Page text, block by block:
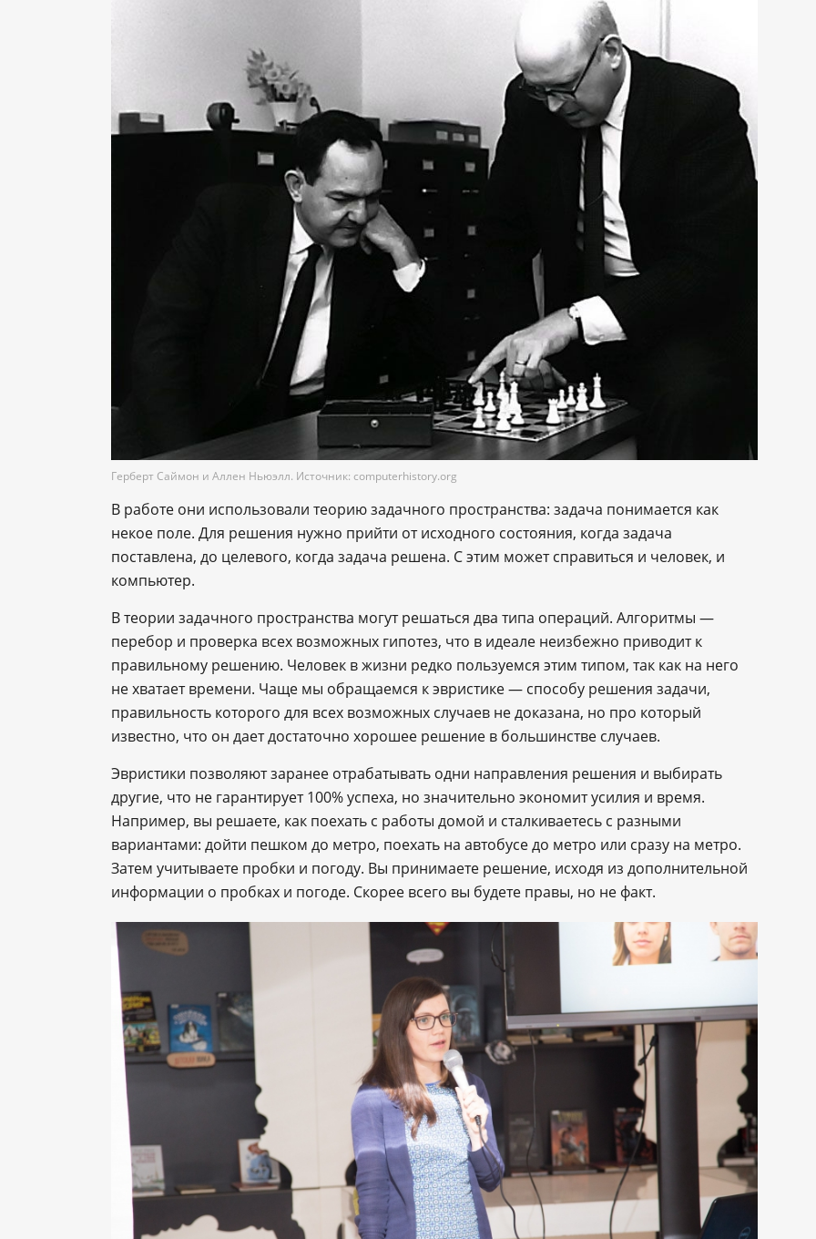
Герберт Саймон и Аллен Ньюэлл. Источник: computerhistory.org
В работе они использовали теорию задачного пространства: задача понимается как
некое поле. Для решения нужно прийти от исходного состояния, когда задача
поставлена, до целевого, когда задача решена. С этим может справиться и человек, и
компьютер.
В теории задачного пространства могут решаться два типа операций. Алгоритмы —
перебор и проверка всех возможных гипотез, что в идеале неизбежно приводит к
правильному решению. Человек в жизни редко пользуемся этим типом, так как на него
не хватает времени. Чаще мы обращаемся к эвристике — способу решения задачи,
правильность которого для всех возможных случаев не доказана, но про который
известно, что он дает достаточно хорошее решение в большинстве случаев.
Эвристики позволяют заранее отрабатывать одни направления решения и выбирать
другие, что не гарантирует 100% успеха, но значительно экономит усилия и время.
Например, вы решаете, как поехать с работы домой и сталкиваетесь с разными
вариантами: дойти пешком до метро, поехать на автобусе до метро или сразу на метро.
Затем учитываете пробки и погоду. Вы принимаете решение, исходя из дополнительной
информации о пробках и погоде. Скорее всего вы будете правы, но не факт.